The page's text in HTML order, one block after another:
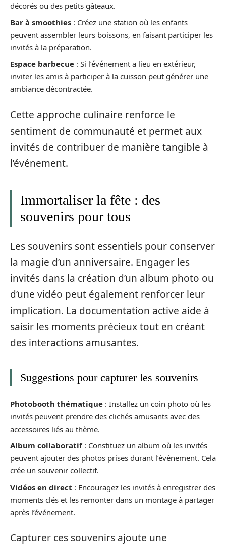
décorés ou des petits gâteaux.
Bar à smoothies : Créez une station où les enfants
peuvent assembler leurs boissons, en faisant participer les
invités à la préparation.
Espace barbecue : Si l’événement a lieu en extérieur,
inviter les amis à participer à la cuisson peut générer une
ambiance décontractée.
Cette approche culinaire renforce le
sentiment de communauté et permet aux
invités de contribuer de manière tangible à
l’événement.
Immortaliser la fête : des
souvenirs pour tous
Les souvenirs sont essentiels pour conserver
la magie d’un anniversaire. Engager les
invités dans la création d’un album photo ou
d’une vidéo peut également renforcer leur
implication. La documentation active aide à
saisir les moments précieux tout en créant
des interactions amusantes.
Suggestions pour capturer les souvenirs
Photobooth thématique : Installez un coin photo où les
invités peuvent prendre des clichés amusants avec des
accessoires liés au thème.
Album collaboratif: Constituez un album où les invités
peuvent ajouter des photos prises durant l’événement. Cela
crée un souvenir collectif.
Vidéos en direct : Encouragez les invités à enregistrer des
moments clés et les remonter dans un montage à partager
après l’événement.
Capturer ces souvenirs ajoute une